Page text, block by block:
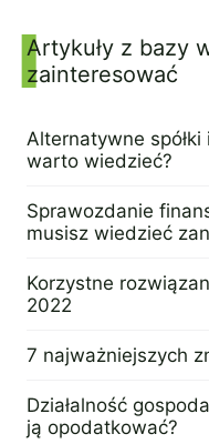
Artykuły z bazy
zainteresować
Alternatywne
warto wiedzieć?
Sprawozdanie
musisz wiedzieć
Korzystne
2022
7 najważniejszych
Działalność
ją opodatkować?